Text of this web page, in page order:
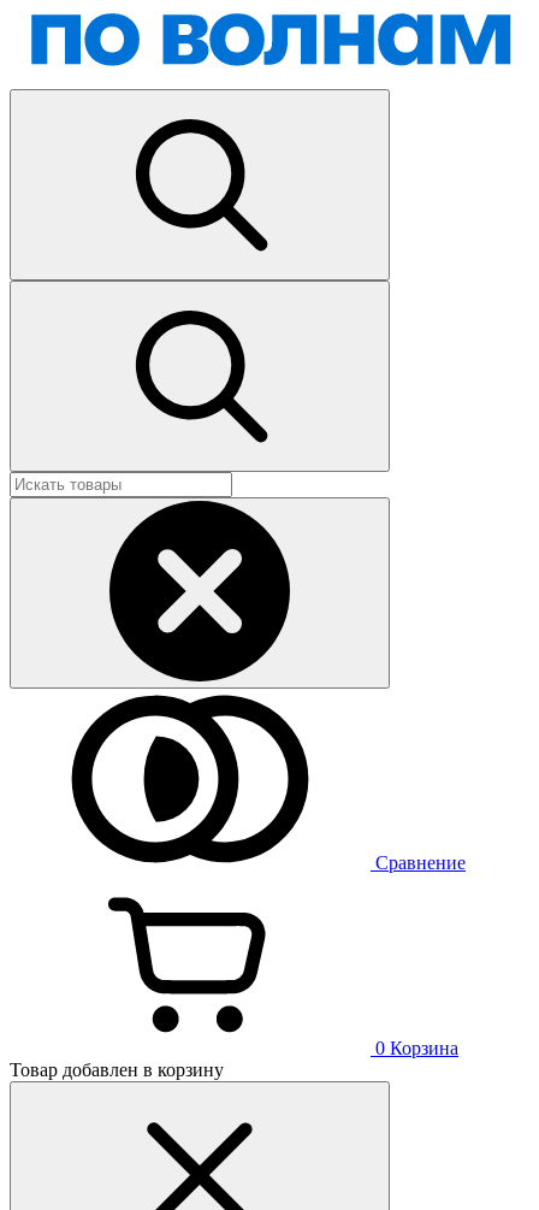
Сравнение
0 Корзина
Товар добавлен в корзину